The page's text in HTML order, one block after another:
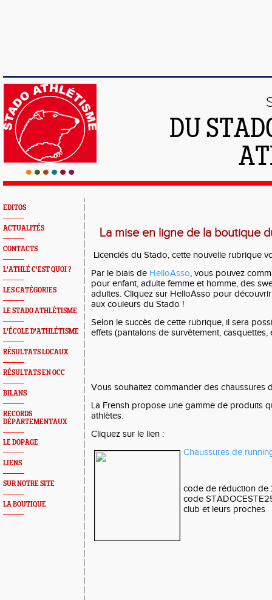
DU
EDITOS
ACTUALITÉS
CONTACTS
L'ATHLÉ C'EST QUOI ?
LES CATÉGORIES
LE STADO ATHLÉTISME
L'ÉCOLE D'ATHLÉTISME
RÉSULTATS LOCAUX
RÉSULTATS EN OCC
BILANS
RECORDS
DÉPARTEMENTAUX
LE DOPAGE
LIENS
SUR NOTRE SITE
LA BOUTIQUE
La mise en ligne de la boutique
Licenciés du Stado, cette nouvelle rubrique
Par le biais de HelloAsso, vous pouvez
pour enfant, adulte femme et homme, des
adultes. Cliquez sur HelloAsso pour
aux couleurs du Stado !
Selon le succès de cette rubrique, il sera
effets (pantalons de survêtement, casquettes,
Vous souhaitez commander des chaussures
La Frensh propose une gamme de produits
athlètes.
Cliquez sur le lien :
Chaussures de
code de réduction de
code
club et leurs proches